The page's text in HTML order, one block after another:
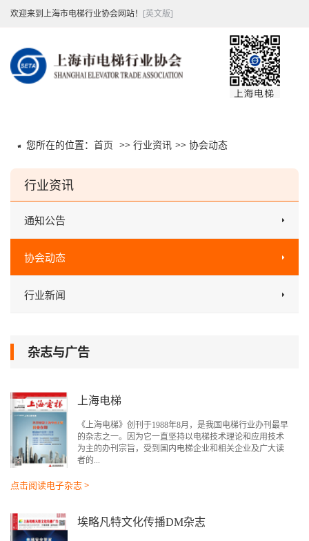
欢迎来到上海市电梯行业协会网站！ [英文版]
您所在的位置： 首页 >> 行业资讯 >> 协会动态
行业资讯
通知公告
协会动态
行业新闻
杂志与广告
上海电梯
《上海电梯》创刊于1988年8月，是我国电梯行业办刊最早
的杂志之一。因为它一直坚持以电梯技术理论和应用技术
为主的办刊宗旨，受到国内电梯企业和相关企业及广大读
者的...
点击阅读电子杂志 >
埃略凡特文化传播DM杂志